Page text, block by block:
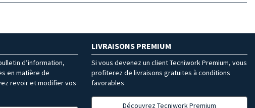
d’information,
en matière de
revoir et modifier vos
LIVRAISONS PREMIUM
Si vous devenez un client Tecniwork Premium, vous
profiterez de livraisons gratuites à conditions
favorables
Découvrez Tecniwork Premium